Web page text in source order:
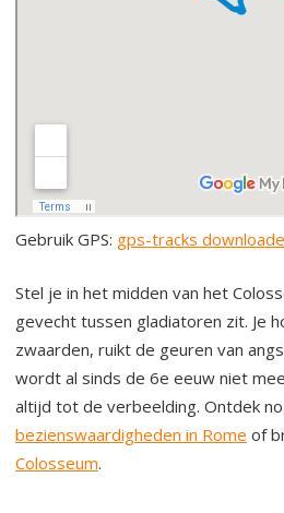
Gebruik GPS: gps-tracks
Stel je in het midden van het
gevecht tussen gladiatoren zit. Je
zwaarden, ruikt de geuren van
wordt al sinds de 6e eeuw niet
altijd tot de verbeelding. Ontdek
bezienswaardigheden in Rome of
Colosseum.